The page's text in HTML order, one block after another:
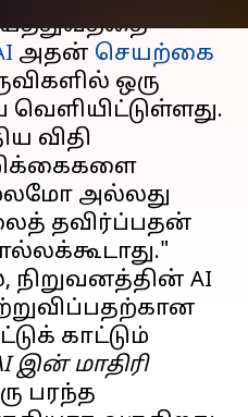
அதன் செயற்கை
ஒரு
விதி
அல்லது
தவிர்ப்பதன்
நிறுவனத்தின் AI
காட்டும்
இன் மாதிரி
பரந்த